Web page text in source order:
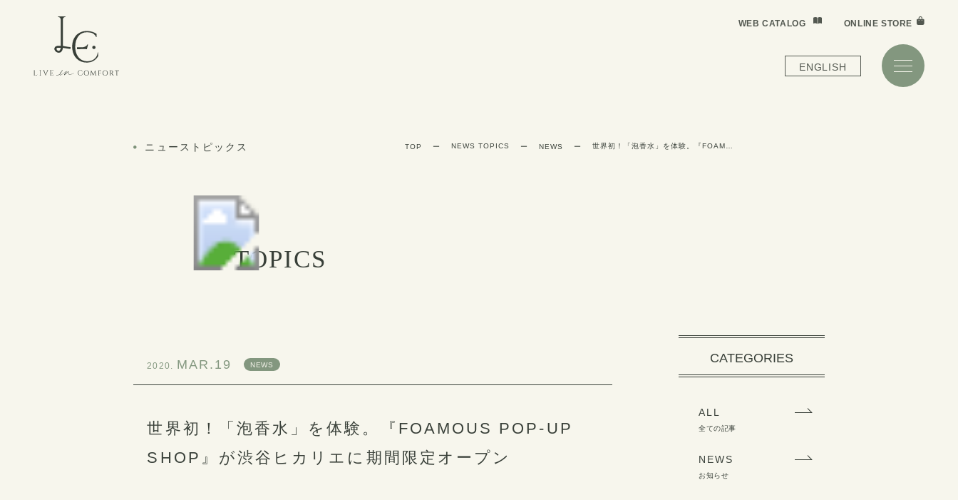
WEB CATALOG ONLINE STORE
ENGLISH
制度・福利厚生
ニューストピックス
TOPICS
TOP NEWS TOPICS NEWS
2020. MAR.19 NEWS
世界初！「泡香水」を体験。『FOAMOUS POP-UP
SHOP』が渋谷ヒカリエに期間限定オープン
CATEGORIES
ALL
全ての記事
NEWS
お知らせ